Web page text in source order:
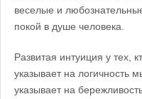
веселые и
покой в душе человека.
Развитая интуиция у тех,
указывает на логичность
указывает на